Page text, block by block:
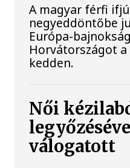
A magyar férfi
negyeddöntőbe
Európa-
Horvátországot
kedden.
Női
válogatott